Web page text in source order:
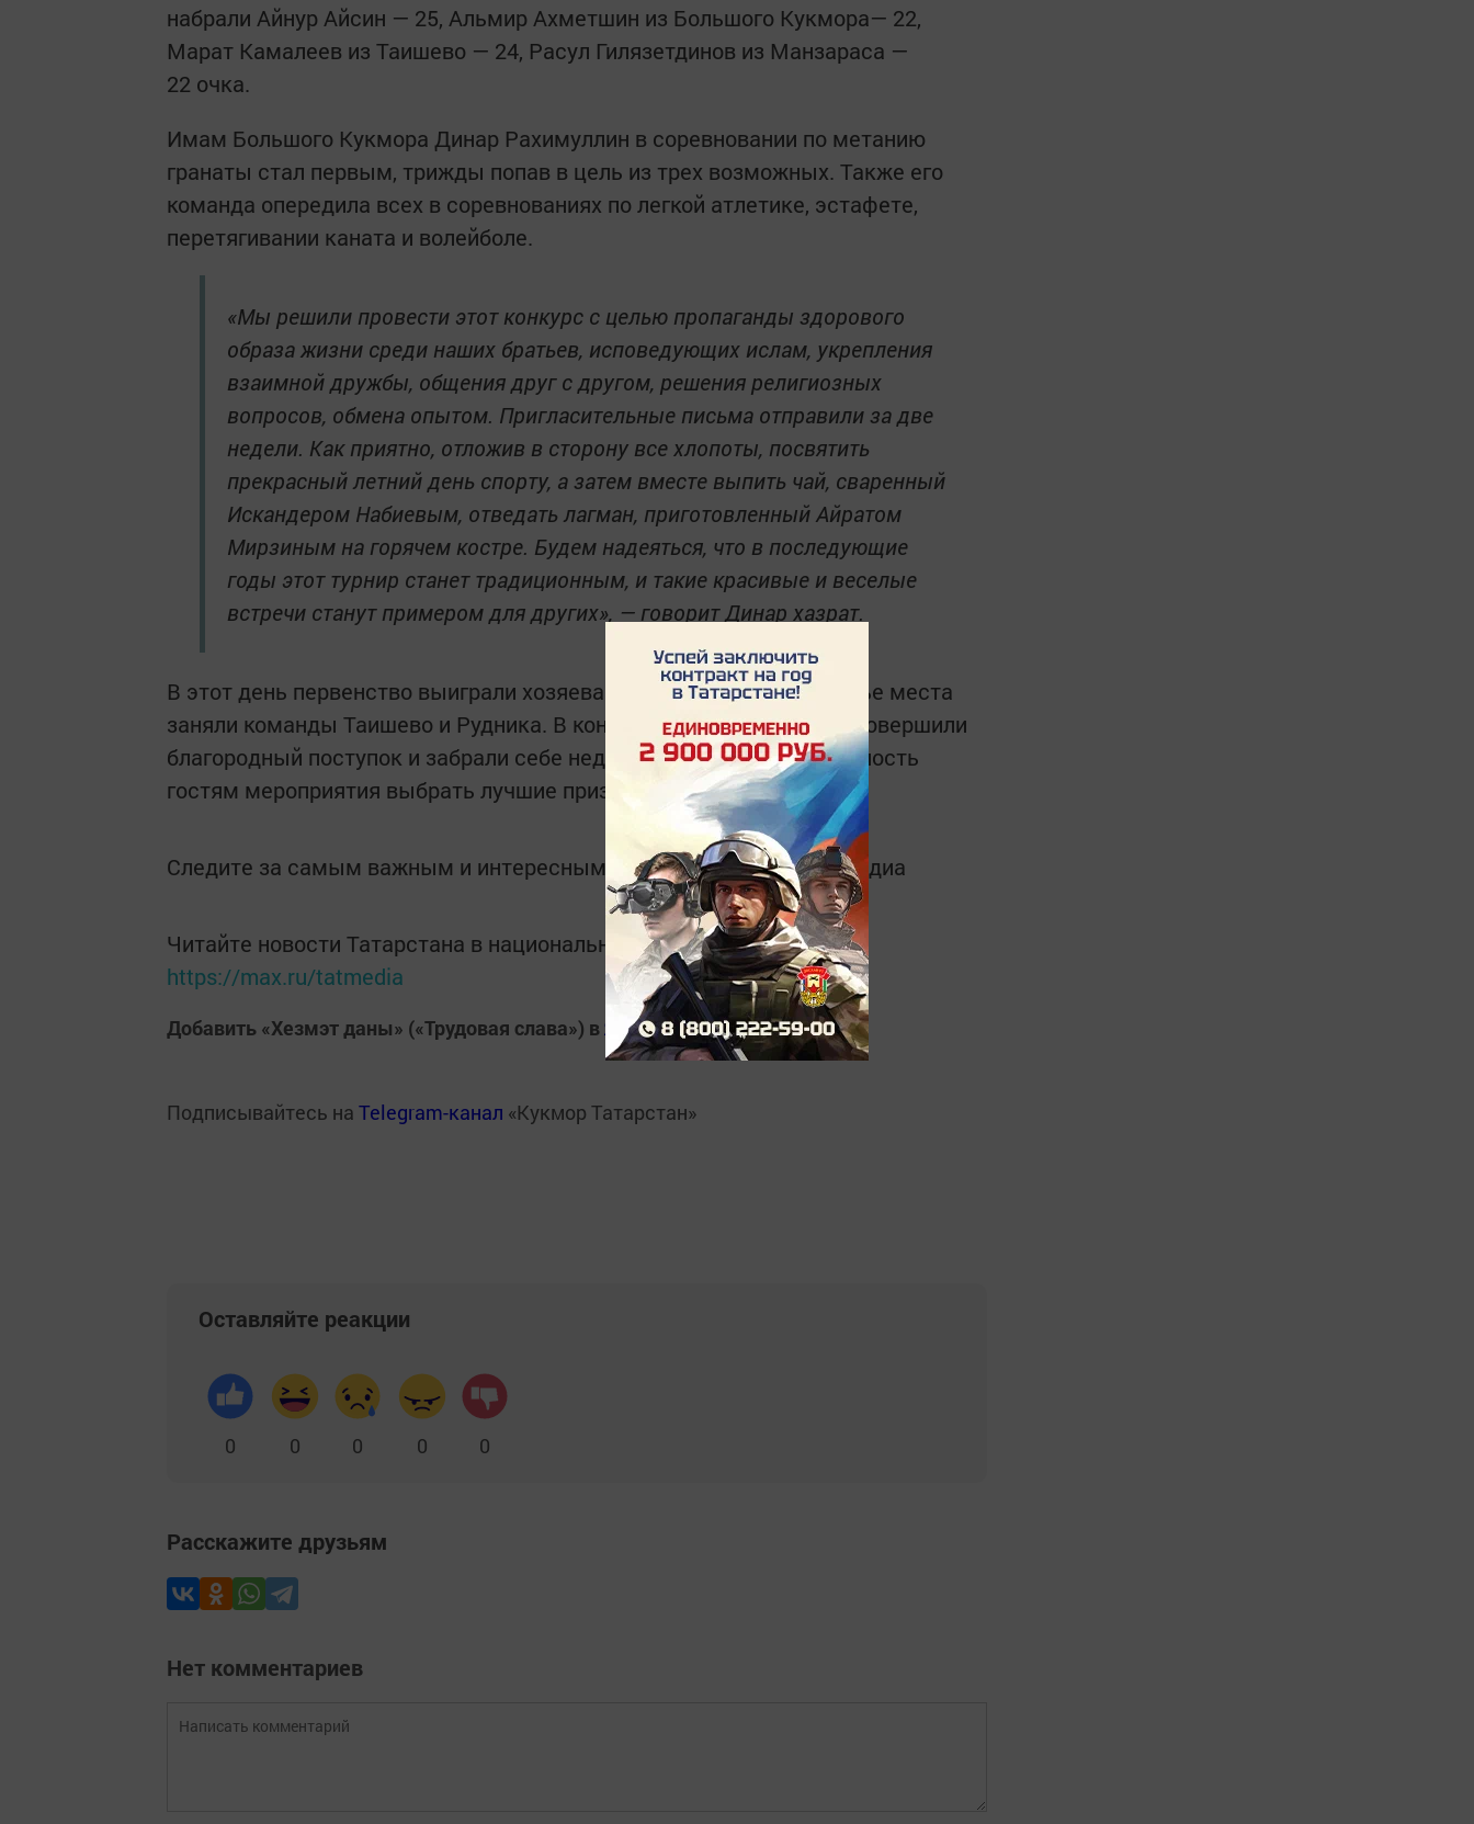
набрали Айнур Айсин — 25, Альмир Ахметшин из Большого Кукмора— 22,
Марат Камалеев из Таишево — 24, Расул Гилязетдинов из Манзараса —
22 очка.
Имам Большого Кукмора Динар Рахимуллин в соревновании по метанию
гранаты стал первым, трижды попав в цель из трех возможных. Также его
команда опередила всех в соревнованиях по легкой атлетике, эстафете,
перетягивании каната и волейболе.
«Мы решили провести этот конкурс с целью пропаганды здорового
образа жизни среди наших братьев, исповедующих ислам, укрепления
взаимной дружбы, общения друг с другом, решения религиозных
вопросов, обмена опытом. Пригласительные письма отправили за две
недели. Как приятно, отложив в сторону все хлопоты, посвятить
прекрасный летний день спорту, а затем вместе выпить чай, сваренный
Искандером Набиевым, отведать лагман, приготовленный Айратом
Мирзиным на горячем костре. Будем надеяться, что в последующие
годы этот турнир станет традиционным, и такие красивые и веселые
встречи станут примером для других», — говорит Динар хазрат.
В этот день первенство выиграли хозяева стадиона. Второе и третье места
заняли команды Таишево и Рудника. В конце встречи победители совершили
благородный поступок и забрали себе недорогой приз, дав возможность
гостям мероприятия выбрать лучшие призы.
Следите за самым важным и интересным в Telegram-каналеТатмедиа
Читайте новости Татарстана в национальном мессенджере MАХ:
https://max.ru/tatmedia
Добавить «Хезмэт даны» («Трудовая слава») вЯндекс.Новости
Подписывайтесь на Telegram-канал «Кукмор Татарстан»
Оставляйте реакции
0 0 0 0 0
Расскажите друзьям
Нет комментариев